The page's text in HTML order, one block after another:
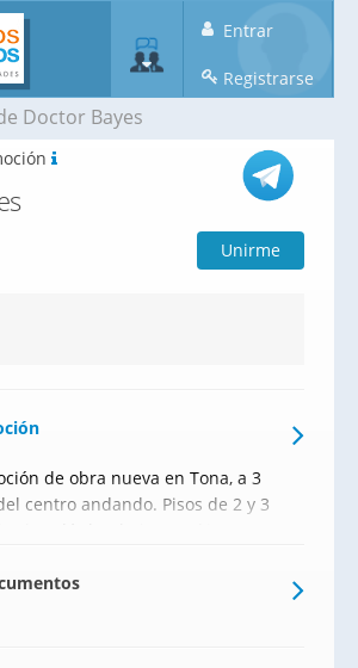
Entrar
Registrarse
Doctor Bayes
Unirme
de obra nueva en Tona, a 3
centro andando. Pisos de 2 y 3
dúplex, bajos, parking y
Montseny.